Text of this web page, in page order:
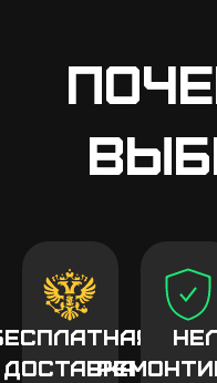
доставка
Не